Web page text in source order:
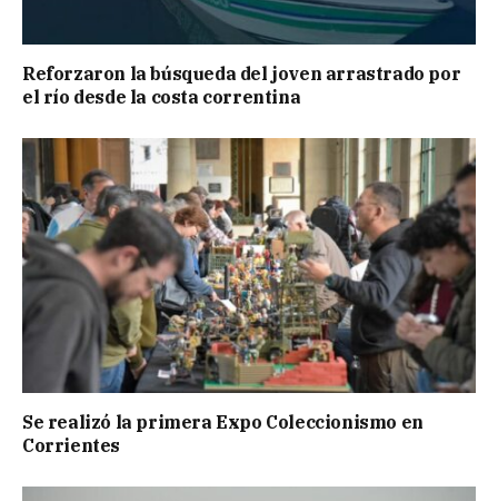
Reforzaron la búsqueda del joven arrastrado por
el río desde la costa correntina
Se realizó la primera Expo Coleccionismo en
Corrientes